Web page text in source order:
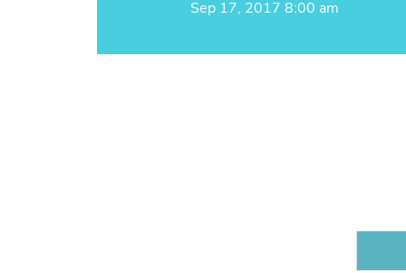
Sep 17, 2017 8:00 am